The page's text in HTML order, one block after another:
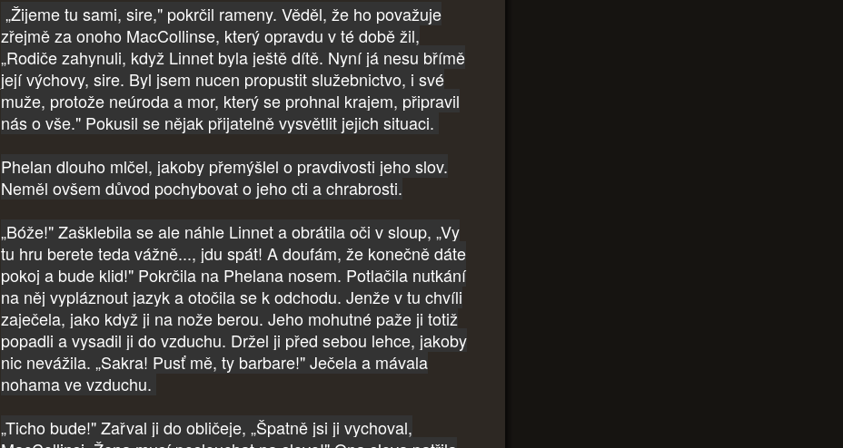
„Žijeme tu sami, sire," pokrčil rameny. Věděl, že ho považuje
zřejmě za onoho MacCollinse, který opravdu v té době žil,
„Rodiče zahynuli, když Linnet byla ještě dítě. Nyní já nesu břímě
její výchovy, sire. Byl jsem nucen propustit služebnictvo, i své
muže, protože neúroda a mor, který se prohnal krajem, připravil
nás o vše." Pokusil se nějak přijatelně vysvětlit jejich situaci.
Phelan dlouho mlčel, jakoby přemýšlel o pravdivosti jeho slov.
Neměl ovšem důvod pochybovat o jeho cti a chrabrosti.
„Bóže!" Zašklebila se ale náhle Linnet a obrátila oči v sloup, „Vy
tu hru berete teda vážně..., jdu spát! A doufám, že konečně dáte
pokoj a bude klid!" Pokrčila na Phelana nosem. Potlačila nutkání
na něj vypláznout jazyk a otočila se k odchodu. Jenže v tu chvíli
zaječela, jako když ji na nože berou. Jeho mohutné paže ji totiž
popadli a vysadil ji do vzduchu. Držel ji před sebou lehce, jakoby
nic nevážila. „Sakra! Pusť mě, ty barbare!" Ječela a mávala
nohama ve vzduchu.
„Ticho bude!" Zařval ji do obličeje, „Špatně jsi ji vychoval,